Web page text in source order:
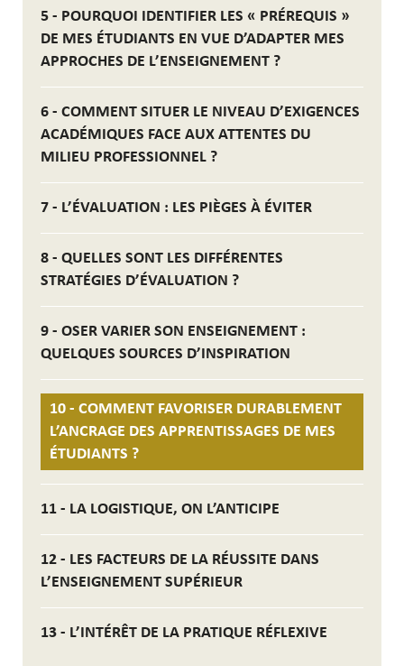
5 - POURQUOI IDENTIFIER LES « PRÉREQUIS »
DE MES ÉTUDIANTS EN VUE D’ADAPTER MES
APPROCHES DE L’ENSEIGNEMENT ?
6 - COMMENT SITUER LE NIVEAU D’EXIGENCES
ACADÉMIQUES FACE AUX ATTENTES DU
MILIEU PROFESSIONNEL ?
7 - L’ÉVALUATION : LES PIÈGES À ÉVITER
8 - QUELLES SONT LES DIFFÉRENTES
STRATÉGIES D’ÉVALUATION ?
9 - OSER VARIER SON ENSEIGNEMENT :
QUELQUES SOURCES D’INSPIRATION
10 - COMMENT FAVORISER DURABLEMENT
L’ANCRAGE DES APPRENTISSAGES DE MES
ÉTUDIANTS ?
11 - LA LOGISTIQUE, ON L’ANTICIPE
12 - LES FACTEURS DE LA RÉUSSITE DANS
L’ENSEIGNEMENT SUPÉRIEUR
13 - L’INTÉRÊT DE LA PRATIQUE RÉFLEXIVE